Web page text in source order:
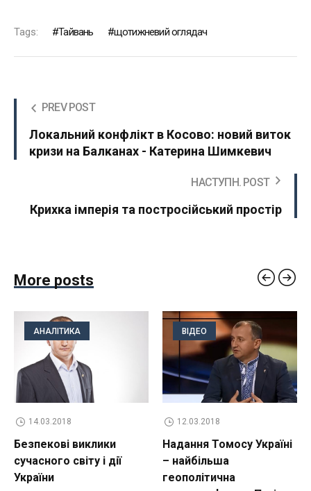
Tags: Тайвань щотижневий оглядач
PREV POST
Локальний конфлікт в Косово: новий виток
кризи на Балканах - Катерина Шимкевич
НАСТУПН. POST
Крихка імперія та постросійський простір
More posts
АНАЛІТИКА
14.03.2018
Безпекові виклики
сучасного світу і дії
України
ВІДЕО
12.03.2018
Надання Томосу Україні
– найбільша
геополітична